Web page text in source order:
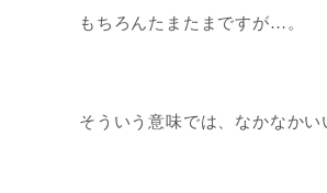
もちろんたまたまですが…。
そういう意味では、なかなか